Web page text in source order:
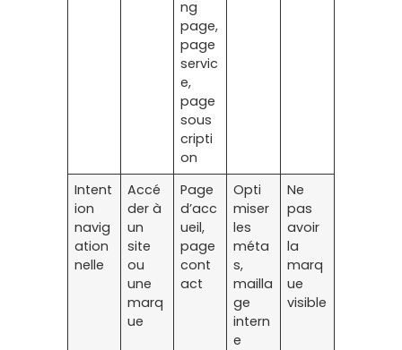
ng
page,
page
servic
e,
page
sous
cripti
on
Intent
ion
navig
ation
nelle
Accé
der à
un
site
ou
une
marq
ue
Page
d’acc
ueil,
page
cont
act
Opti
miser
les
méta
s,
mailla
ge
intern
e
Ne
pas
avoir
la
marq
ue
visible